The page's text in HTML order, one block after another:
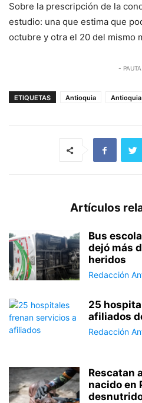
Sobre la prescripción de la
estudio: una que estima que
octubre y otra el 20 del mismo
-
ETIQUETAS Antioquia
Artículos
Bus
dejó más
heridos
Redacción
25
afiliados
Redacción
Rescatan
nacido en